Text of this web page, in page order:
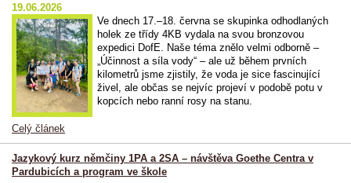
19.06.2026
Ve dnech 17.–18. června se skupinka odhodlaných
holek ze třídy 4KB vydala na svou bronzovou
expedici DofE. Naše téma znělo velmi odborně –
„Účinnost a síla vody“ – ale už během prvních
kilometrů jsme zjistily, že voda je sice fascinující
živel, ale občas se nejvíc projeví v podobě potu v
kopcích nebo ranní rosy na stanu.
Celý článek
Jazykový kurz němčiny 1PA a 2SA – návštěva Goethe Centra v
Pardubicích a program ve škole